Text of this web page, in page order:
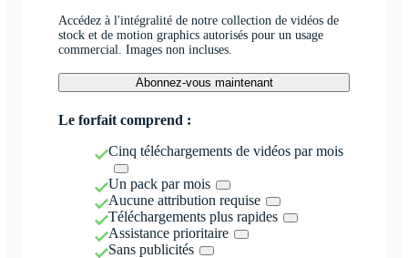
Accédez à l'intégralité de notre collection de vidéos de
stock et de motion graphics autorisés pour un usage
commercial. Images non incluses.
Abonnez-vous maintenant
Le forfait comprend :
Cinq téléchargements de vidéos par mois
Un pack par mois
Aucune attribution requise
Téléchargements plus rapides
Assistance prioritaire
Sans publicités